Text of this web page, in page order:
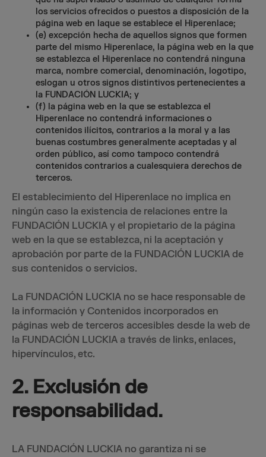
los servicios ofrecidos o puestos a disposición de la
página web en laque se establece el Hiperenlace;
(e) excepción hecha de aquellos signos que formen
parte del mismo Hiperenlace, la página web en la que
se establezca el Hiperenlace no contendrá ninguna
marca, nombre comercial, denominación, logotipo,
eslogan u otros signos distintivos pertenecientes a
la FUNDACIÓN LUCKIA; y
(f) la página web en la que se establezca el
Hiperenlace no contendrá informaciones o
contenidos ilícitos, contrarios a la moral y a las
buenas costumbres generalmente aceptadas y al
orden público, así como tampoco contendrá
contenidos contrarios a cualesquiera derechos de
terceros.
El establecimiento del Hiperenlace no implica en
ningún caso la existencia de relaciones entre la
FUNDACIÓN LUCKIA y el propietario de la página
web en la que se establezca, ni la aceptación y
aprobación por parte de la FUNDACIÓN LUCKIA de
sus contenidos o servicios.
La FUNDACIÓN LUCKIA no se hace responsable de
la información y Contenidos incorporados en
páginas web de terceros accesibles desde la web de
la FUNDACIÓN LUCKIA a través de links, enlaces,
hipervínculos, etc.
2. Exclusión de
responsabilidad.
LA FUNDACIÓN LUCKIA no garantiza ni se